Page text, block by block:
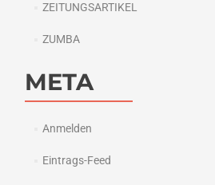
ZEITUNGSARTIKEL
ZUMBA
META
Anmelden
Eintrags-Feed